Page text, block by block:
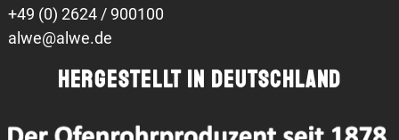
+49 (0) 2624 / 900100
alwe@alwe.de
Hergestellt in Deutschland